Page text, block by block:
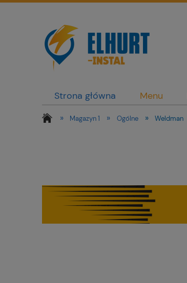
Strona główna Menu
» Magazyn 1 » Ogólne » Weldman